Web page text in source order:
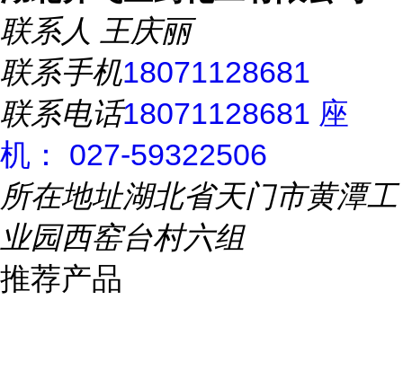
联系人 王庆丽
联系手机18071128681
联系电话18071128681 座
机： 027-59322506
所在地址湖北省天门市黄潭工
业园西窑台村六组
推荐产品